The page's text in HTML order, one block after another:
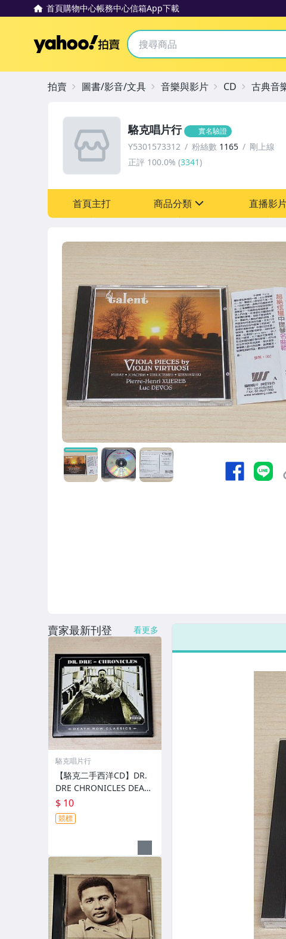
首頁購物中心帳務中心信箱App下載
Yahoo拍賣
駱克唱片行 實名驗證
Y5301573312 粉絲數 1165
剛上線
正評 100.0% (3341)
首頁主打 商品分類
玩具、模型與公仔
偶像、球員卡與郵幣
直播影
拍賣 圖書/影音/文具 音樂與影片 CD 古典音
賣家最新刊登 看更多
駱克唱片行
【駱克二手西洋CD】DR.
DRE CHRONICLES DEATH
ROW CLASSICS 解說膠痕
&微掉色 小刮傷 不影響播
放
$ 10
競標